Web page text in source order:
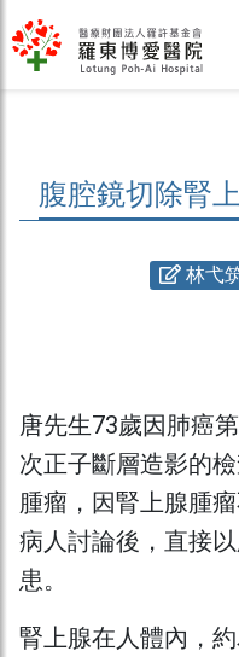
腹腔鏡切除腎
林弋
唐先生73歲因肺癌
次正子斷層造影的
腫瘤，因腎上腺腫
病人討論後，直接
患。
腎上腺在人體內，